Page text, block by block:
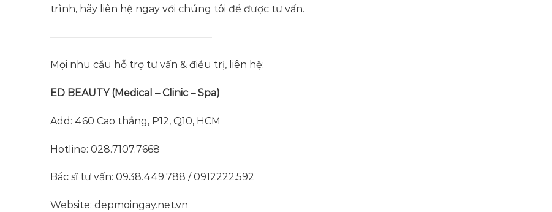
trình, hãy liên hệ ngay với chúng tôi để được tư vấn.
————————————————–
Mọi nhu cầu hỗ trợ tư vấn & điều trị, liên hệ:
ED BEAUTY (Medical – Clinic – Spa)
Add: 460 Cao thắng, P12, Q10, HCM
Hotline: 028.7107.7668
Bác sĩ tư vấn: 0938.449.788 / 0912222.592
Website: depmoingay.net.vn